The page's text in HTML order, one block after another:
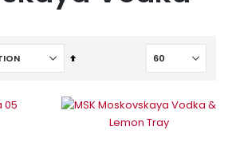
In
IN DEN WARENKORB